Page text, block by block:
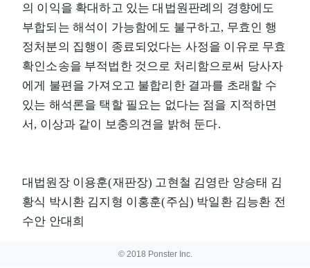
의 이익을 확대하고 있는 대법원판례의 경향에도
부합되는 해석이 가능함에도 불구하고, 무효인 행
정처분의 집행이 종료되었다는 사정을 이유로 무효
확인소송을 부적법한 것으로 처리함으로써 당사자
에게 불편을 가져오고 불합리한 결과를 초래할 수
있는 해석론을 택할 필요는 없다는 점을 지적하면
서, 이상과 같이 보충의견을 밝혀 둔다.
대법원장 이용훈(재판장) 고현철 김영란 양승태 김
황식 박시환 김지형 이홍훈(주심) 박일환 김능환 전
수안 안대희
© 2018 Ponster Inc.